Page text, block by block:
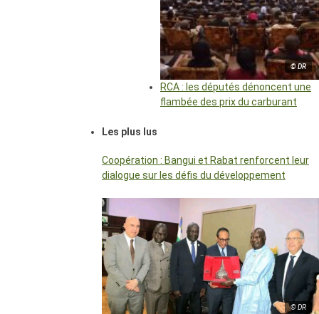
© DR
RCA : les députés dénoncent une
flambée des prix du carburant
Les plus lus
Coopération : Bangui et Rabat renforcent leur
dialogue sur les défis du développement
© DR